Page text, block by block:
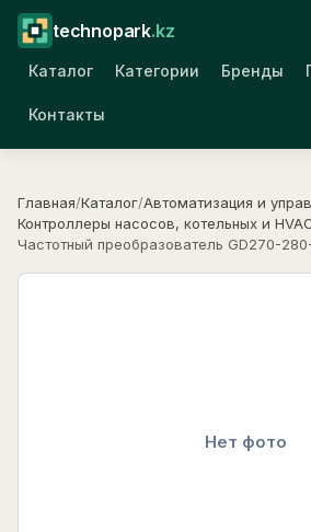
technopark.kz
Каталог Категории Бренды
Контакты
Главная/Каталог/Автоматизация и
Контроллеры насосов, котельных и
Частотный преобразователь GD270-
Нет фото